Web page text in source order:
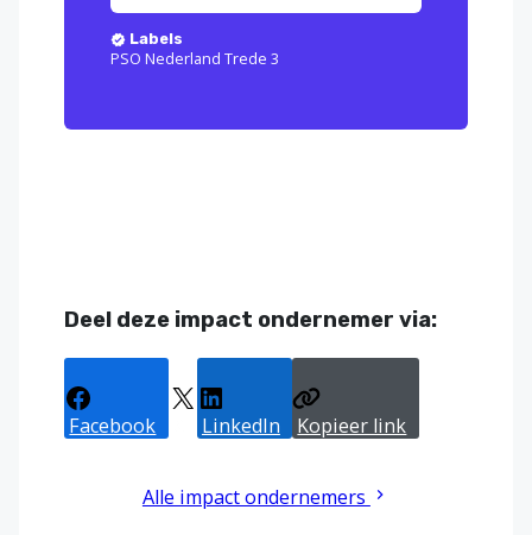
Labels
PSO Nederland Trede 3
Deel deze impact ondernemer via:
Facebook LinkedIn Kopieer link
Alle impact ondernemers